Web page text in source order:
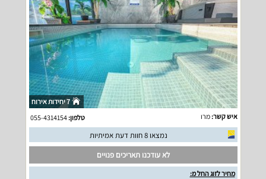
7 יחידות אירוח
איש קשר:מרו טלפון:055-4314154
נמצאו 8 חוות דעת אמיתיות
לא עודכנו תאריכים פנויים
מחיר לזוג החל מ: